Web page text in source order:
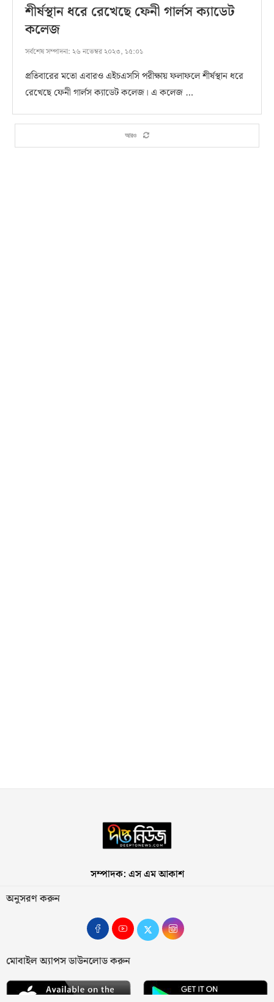
শীর্ষস্থান ধরে রেখেছে ফেনী গার্লস ক্যাডেট
কলেজ
সর্বশেষ সম্পাদনা: ২৬ নভেম্বর ২০২৩, ১৫:০১
প্রতিবারের মতো এবারও এইচএসসি পরীক্ষায় ফলাফলে শীর্ষস্থান ধরে
রেখেছে ফেনী গার্লস ক্যাডেট কলেজ। এ কলেজ …
আরও
সম্পাদক: এস এম আকাশ
অনুসরণ করুন
মোবাইল অ্যাপস ডাউনলোড করুন